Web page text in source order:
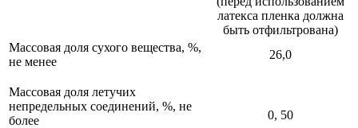
латекса пленка должна
быть отфильтрована)
Массовая доля сухого вещества, %,
не менее
26,0
Массовая доля летучих
непредельных соединений, %, не
более
0, 50